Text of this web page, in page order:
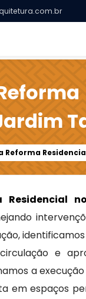
Reforma
e
a
em espaços